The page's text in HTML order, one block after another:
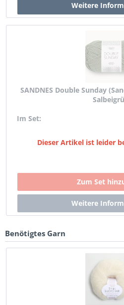
SANDNES Double Sunday
Im Set:
Dieser Artikel ist leider
Benötigtes Garn